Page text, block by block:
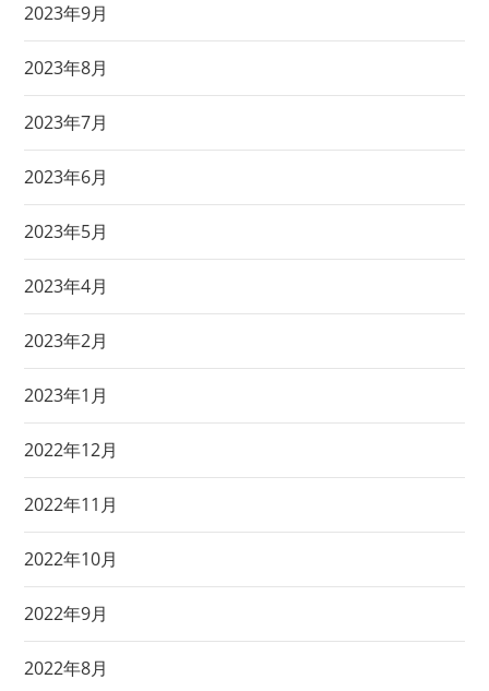
2023年9月
2023年8月
2023年7月
2023年6月
2023年5月
2023年4月
2023年2月
2023年1月
2022年12月
2022年11月
2022年10月
2022年9月
2022年8月